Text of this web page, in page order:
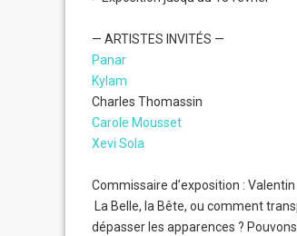
— ARTISTES INVITÉS —
Panar
Kylam
Charles Thomassin
Carole Mousset
Xevi Sola
Commissaire d’exposition :
La Belle, la Bête, ou comment
dépasser les apparences ?